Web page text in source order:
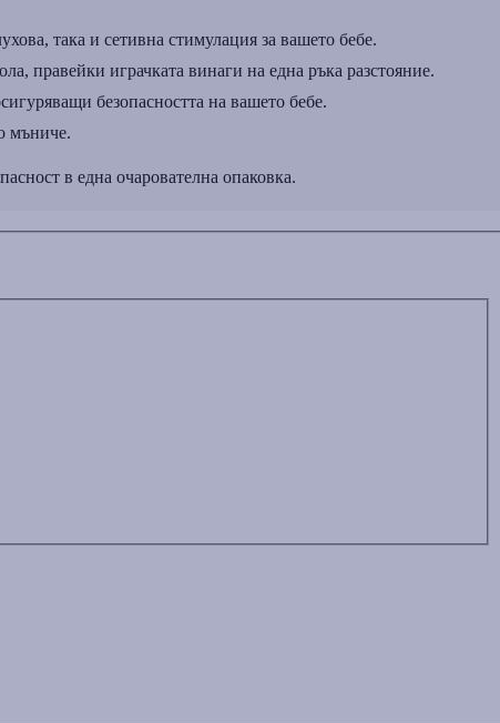
така и сетивна стимулация за вашето бебе.
правейки играчката винаги на една ръка разстояние.
безопасността на вашето бебе.
мъниче.
в една очарователна опаковка.